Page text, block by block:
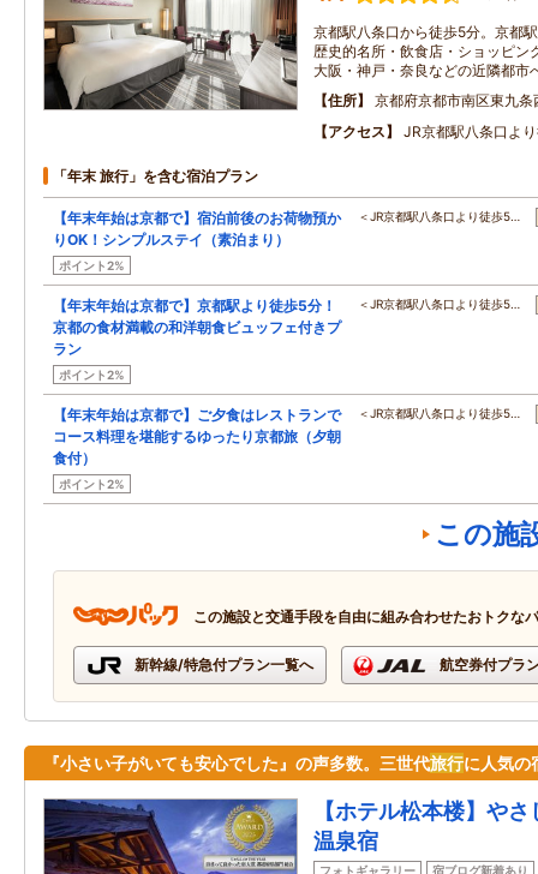
京都駅八条口から徒歩5分。京都
歴史的名所・飲食店・ショッピン
大阪・神戸・奈良などの近隣都市
住所
京都府京都市南区東九条
アクセス
JR京都駅八条口よ
「年末 旅行」を含む宿泊プラン
【年末年始は京都で】宿泊前後のお荷物預か
りOK！シンプルステイ（素泊まり）
ポイント2%
＜JR京都駅八条口より徒歩5…
【年末年始は京都で】京都駅より徒歩5分！
京都の食材満載の和洋朝食ビュッフェ付きプ
ラン
ポイント2%
＜JR京都駅八条口より徒歩5…
【年末年始は京都で】ご夕食はレストランで
コース料理を堪能するゆったり京都旅（夕朝
食付）
ポイント2%
＜JR京都駅八条口より徒歩5…
この施
この施設と交通手段を自由に組み合わせたおトクな
新幹線/特急付プラン一覧へ 航空券付プラ
『小さい子がいても安心でした』の声多数。三世代旅行に人気の
【ホテル松本楼】や
温泉宿
フォトギャラリー 宿ブログ新着あり